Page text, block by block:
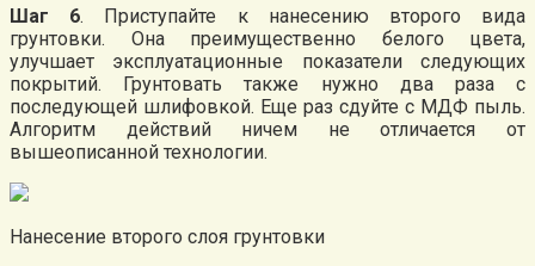
Шаг 6. Приступайте к нанесению второго вида
грунтовки. Она преимущественно белого цвета,
улучшает эксплуатационные показатели следующих
покрытий. Грунтовать также нужно два раза с
последующей шлифовкой. Еще раз сдуйте с МДФ пыль.
Алгоритм действий ничем не отличается от
вышеописанной технологии.
Нанесение второго слоя грунтовки